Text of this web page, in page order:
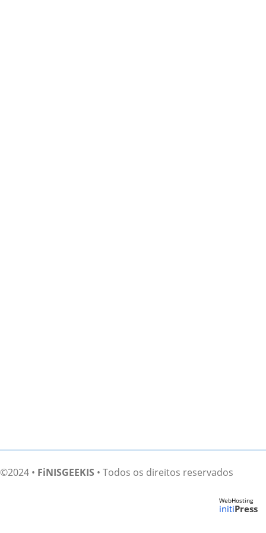
©2024 • FiNISGEEKIS • Todos os direitos reservados
WebHosting
initiPress